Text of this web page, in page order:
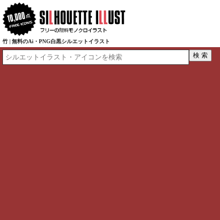
竹 | 無料のAi・PNG白黒シルエットイラスト